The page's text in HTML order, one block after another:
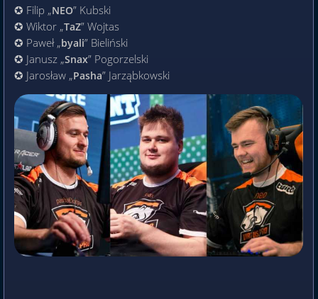
✪ Filip „NEO” Kubski
✪ Wiktor „TaZ” Wojtas
✪ Paweł „byali” Bieliński
✪ Janusz „Snax” Pogorzelski
✪ Jarosław „Pasha” Jarząbkowski